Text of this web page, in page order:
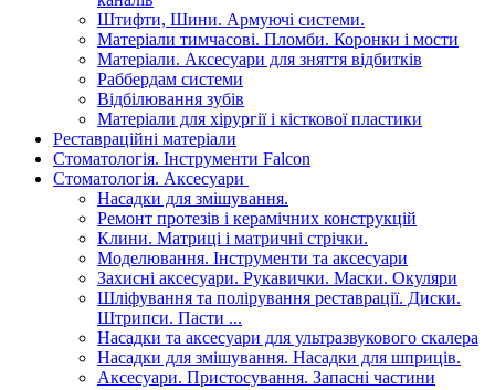
Штифти, Шини. Армуючі системи.
Матеріали тимчасові. Пломби. Коронки і мости
Матеріали. Аксесуари для зняття відбитків
Раббердам системи
Відбілювання зубів
Матеріали для хірургії і кісткової пластики
Реставраційні матеріали
Стоматологія. Інструменти Falcon
Стоматологія. Аксесуари
Насадки для змішування.
Ремонт протезів і керамічних конструкцій
Клини. Матриці і матричні стрічки.
Моделювання. Інструменти та аксесуари
Захисні аксесуари. Рукавички. Маски. Окуляри
Шліфування та полірування реставрації. Диски.
Штрипси. Пасти ...
Насадки та аксесуари для ультразвукового скалера
Насадки для змішування. Насадки для шприців.
Аксесуари. Пристосування. Запасні частини